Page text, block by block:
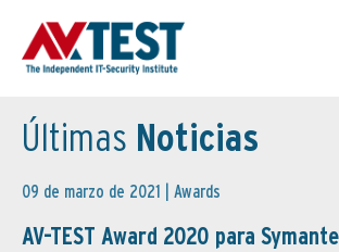
Últimas Noticias
09 de marzo de 2021 | Awards
AV-TEST Award 2020 para